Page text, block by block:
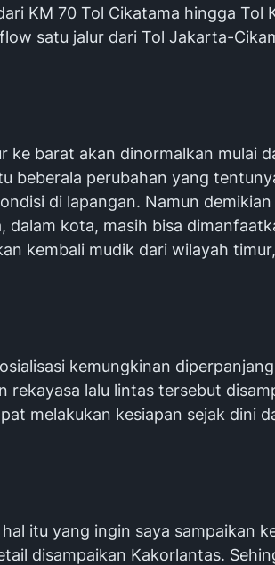
KM 70 Tol Cikatama hingga Tol
satu jalur dari Tol Jakarta-
ke barat akan dinormalkan mulai
beberala perubahan yang
di lapangan. Namun
dalam kota, masih bisa
kembali mudik dari wilayah
kemungkinan
rekayasa lalu lintas tersebut
melakukan kesiapan sejak dini
itu yang ingin saya sampaikan
disampaikan Kakorlantas.